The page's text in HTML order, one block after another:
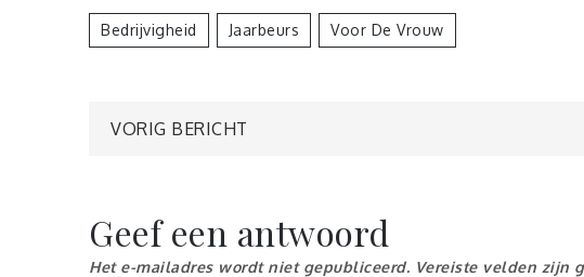
Bedrijvigheid Jaarbeurs Voor De Vrouw
Berichtnavigatie
VORIG BERICHT
Geef een antwoord
Het e-mailadres wordt niet gepubliceerd. Vereiste velden zijn